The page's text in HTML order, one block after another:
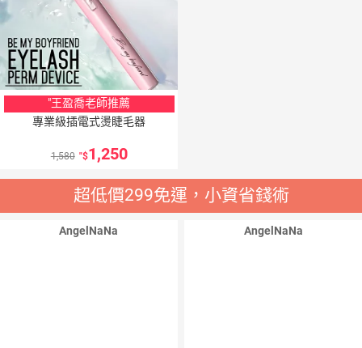
"王盈喬老師推薦
專業級插電式燙睫毛器
1,580 " 1,250
超低價299免運，小資省錢術
AngelNaNa AngelNaNa